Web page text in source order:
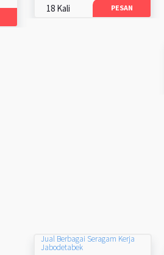
18 Kali PESAN
Jual Berbagai Seragam Kerja
Jabodetabek